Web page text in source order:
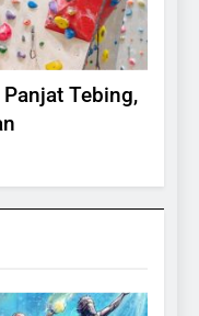
Tebing,
Gajah Takut